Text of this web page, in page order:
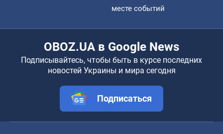
месте событий
OBOZ.UA в Google News
Подписывайтесь, чтобы быть в курсе последних
новостей Украины и мира сегодня
Подписаться